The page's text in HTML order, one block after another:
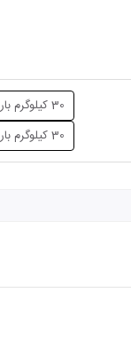
30 کیلوگرم بار مجاز
30 کیلوگرم بار مجاز